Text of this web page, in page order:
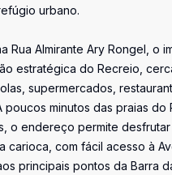
urbano.
Rua Almirante Ary Rongel, o
estratégica do Recreio,
supermercados,
poucos minutos das praias do
o endereço permite
carioca, com fácil acesso à
principais pontos da Barra